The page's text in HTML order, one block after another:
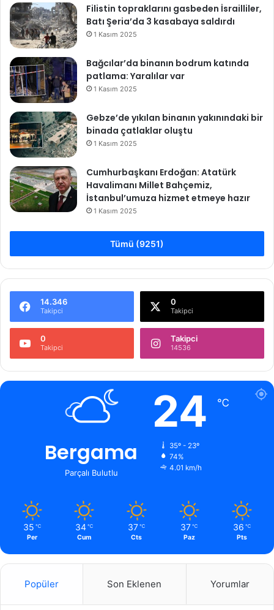
Filistin topraklarını gasbeden İsrailliler,
Batı Şeria’da 3 kasabaya saldırdı
1 Kasım 2025
Bağcılar’da binanın bodrum katında
patlama: Yaralılar var
1 Kasım 2025
Gebze’de yıkılan binanın yakınındaki bir
binada çatlaklar oluştu
1 Kasım 2025
Cumhurbaşkanı Erdoğan: Atatürk
Havalimanı Millet Bahçemiz,
İstanbul’umuza hizmet etmeye hazır
1 Kasım 2025
Tümü (9251)
14.346
Takipci
0
Takipci
0
Takipci
Takipci
14536
Bergama
Parçalı Bulutlu
24 ℃
35º - 23º
74%
4.01 km/h
35 ℃
Per
34 ℃
Cum
37 ℃
Cts
37 ℃
Paz
36 ℃
Pts
Popüler Son Eklenen Yorumlar